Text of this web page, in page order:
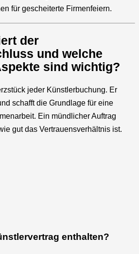
für gescheiterte Firmenfeiern.
der
und welche
sind wichtig?
jeder Künstlerbuchung. Er
schafft die Grundlage für eine
Ein mündlicher Auftrag
gut das Vertrauensverhältnis ist.
enthalten?